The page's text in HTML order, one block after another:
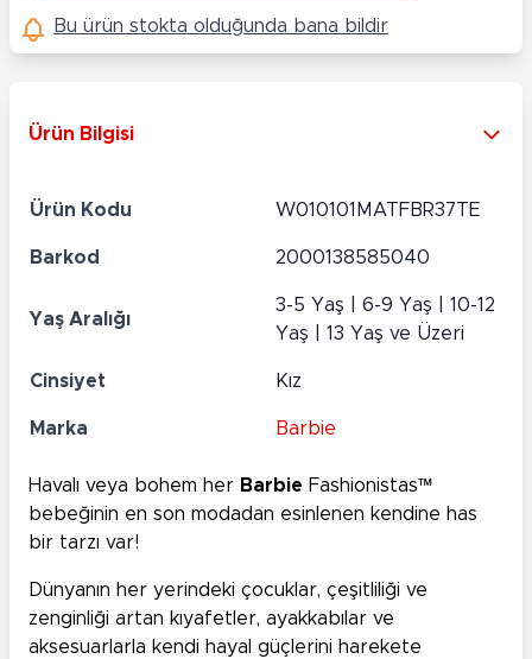
Bu ürün stokta olduğunda bana bildir
Ürün Bilgisi
Ürün Kodu W010101MATFBR37TE
Barkod 2000138585040
Yaş Aralığı
3-5 Yaş | 6-9 Yaş | 10-12
Yaş | 13 Yaş ve Üzeri
Cinsiyet Kız
Marka Barbie
Havalı veya bohem her Barbie Fashionistas™
bebeğinin en son modadan esinlenen kendine has
bir tarzı var!
Dünyanın her yerindeki çocuklar, çeşitliliği ve
zenginliği artan kıyafetler, ayakkabılar ve
aksesuarlarla kendi hayal güçlerini harekete